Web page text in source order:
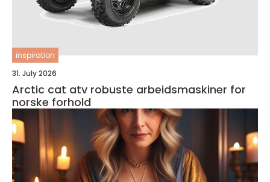
inspiration
31. July 2026
Arctic cat atv robuste arbeidsmaskiner for
norske forhold